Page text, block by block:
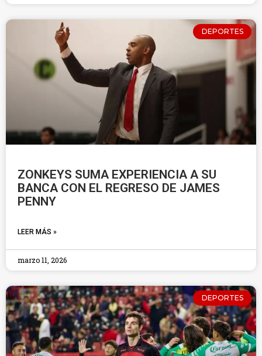
DEPORTES
ZONKEYS SUMA EXPERIENCIA A SU
BANCA CON EL REGRESO DE JAMES
PENNY
LEER MÁS »
marzo 11, 2026
DEPORTES